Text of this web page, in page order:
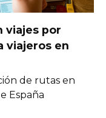
viajes por
viajeros en
de rutas en
España